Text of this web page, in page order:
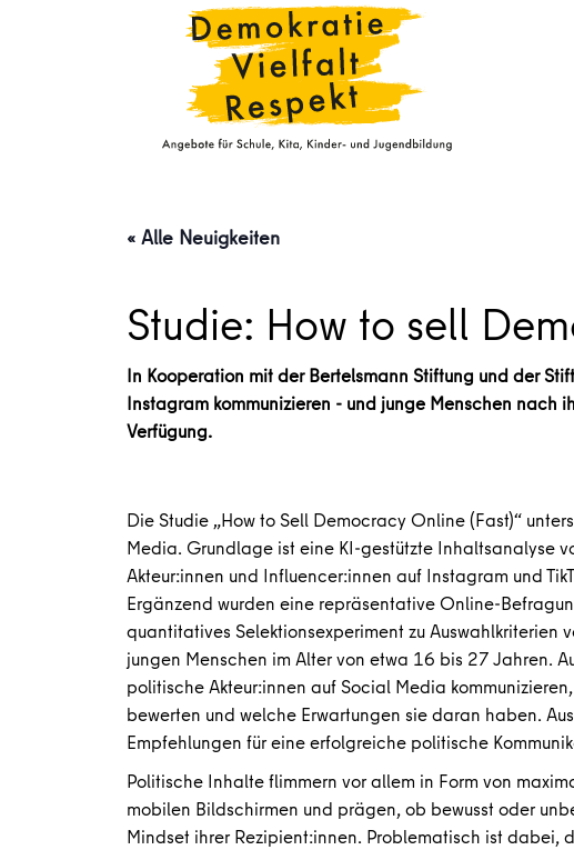
« Alle Neuigkeiten
Studie: How to sell
In Kooperation mit der Bertelsmann Stiftung und der
Instagram kommunizieren - und junge Menschen nach
Verfügung.
Die Studie „How to Sell Democracy Online (Fast)“
Media. Grundlage ist eine KI-gestützte Inhaltsanalyse
Akteur:innen und Influencer:innen auf Instagram und
Ergänzend wurden eine repräsentative Online-
quantitatives Selektionsexperiment zu Auswahlkriterien
jungen Menschen im Alter von etwa 16 bis 27 Jahren.
politische Akteur:innen auf Social Media
bewerten und welche Erwartungen sie daran haben.
Empfehlungen für eine erfolgreiche politische
Politische Inhalte flimmern vor allem in Form von
mobilen Bildschirmen und prägen, ob bewusst oder
Mindset ihrer Rezipient:innen. Problematisch ist dabei,